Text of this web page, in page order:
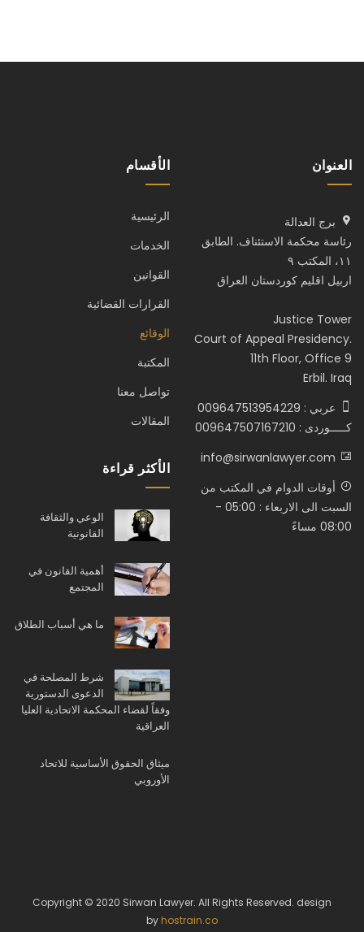
العنوان
برج العدالة
رئاسة محكمة الاستئناف. الطابق
١١، المكتب ٩
اربيل اقليم كوردستان العراق
Justice Tower
Court of Appeal Presidency.
11th Floor, Office 9
Erbil. Iraq
عربي : 009647513954229
كـــــوردى : 009647507167210
info@sirwanlawyer.com
أوقات الدوام في المكتب من
السبت الى الاربعاء : 05:00 -
08:00 مساءً
الأقسام
الرئيسية
الخدمات
القوانين
القرارات القضائية
الوقائع
المكتبة
تواصل معنا
المقالات
الأكثر قراءة
الوعي والثقافة
القانونية
أهمية القانون في
المجتمع
ما هي أسباب الطلاق
شرط المصلحة في
الدعوى الدستورية
وفقاً لقضاء المحكمة الاتحادية العليا
العراقية
ميثاق الحقوق الأساسية للاتحاد
الأوروبي
Copyright © 2020 Sirwan Lawyer. All Rights Reserved. design
by hostrain.co